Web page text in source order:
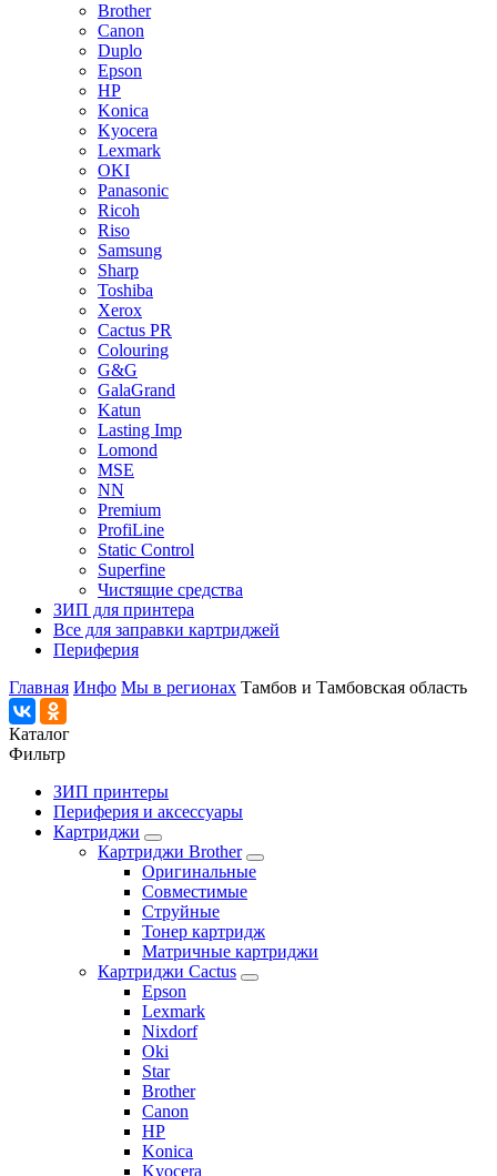
Brother
Canon
Duplo
Epson
HP
Konica
Kyocera
Lexmark
OKI
Panasonic
Ricoh
Riso
Samsung
Sharp
Toshiba
Xerox
Cactus PR
Colouring
G&G
GalaGrand
Katun
Lasting Imp
Lomond
MSE
NN
Premium
ProfiLine
Static Control
Superfine
Чистящие средства
ЗИП для принтера
Все для заправки картриджей
Периферия
Главная Инфо Мы в регионах Тамбов и Тамбовская область
Каталог
Фильтр
ЗИП принтеры
Периферия и аксессуары
Картриджи
Картриджи Brother
Оригинальные
Совместимые
Струйные
Тонер картридж
Матричные картриджи
Картриджи Cactus
Epson
Lexmark
Nixdorf
Oki
Star
Brother
Canon
HP
Konica
Kyocera